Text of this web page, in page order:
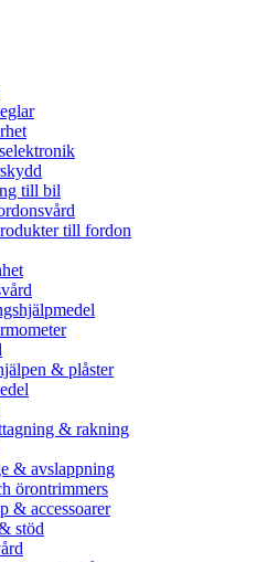
till bil
till fordon
& plåster
& rakning
& avslappning
örontrimmers
& accessoarer
stöd